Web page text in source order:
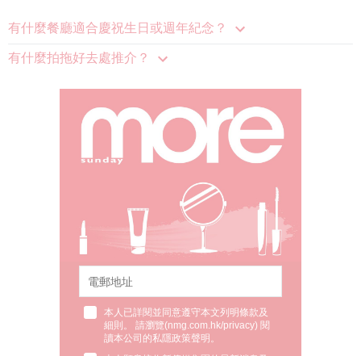
有什麼餐廳適合慶祝生日或週年紀念？
有什麼拍拖好去處推介？
本人已詳閱並同意遵守本文列明條款及
細則。 請瀏覽(nmg.com.hk/privacy) 閱
讀本公司的私隱政策聲明。